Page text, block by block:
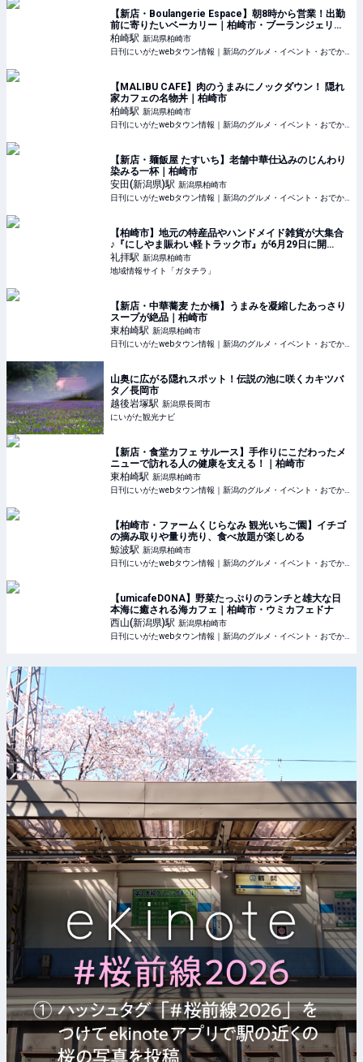
【新店・Boulangerie Espace】朝8時から営業！出勤
前に寄りたいベーカリー｜柏崎市・ブーランジェリー
エスパス
柏崎駅 新潟県柏崎市
【MALIBU CAFE】肉のうまみにノックダウン！ 隠れ
家カフェの名物丼｜柏崎市
柏崎駅 新潟県柏崎市
【新店・麺飯屋 たすいち】老舗中華仕込みのじんわり
染みる一杯｜柏崎市
安田(新潟県)駅 新潟県柏崎市
【柏崎市】地元の特産品やハンドメイド雑貨が大集合
♪『にしやま賑わい軽トラック市』が6月29日に開
催！“19店のグルメブース”でピクニック気分を満喫し
よう♪ - 地域情報サイト「ガタチラ」
礼拝駅 新潟県柏崎市
地域情報サイト「ガタチラ」
【新店・中華蕎麦 たか橋】うまみを凝縮したあっさり
スープが絶品｜柏崎市
東柏崎駅 新潟県柏崎市
山奥に広がる隠れスポット！伝説の池に咲くカキツバ
タ／長岡市
越後岩塚駅 新潟県長岡市
にいがた観光ナビ
【新店・食堂カフェ サルース】手作りにこだわったメ
ニューで訪れる人の健康を支える！｜柏崎市
東柏崎駅 新潟県柏崎市
【柏崎市・ファームくじらなみ 観光いちご園】イチゴ
の摘み取りや量り売り、食べ放題が楽しめる
鯨波駅 新潟県柏崎市
【umicafeDONA】野菜たっぷりのランチと雄大な日
本海に癒される海カフェ｜柏崎市・ウミカフェドナ
西山(新潟県)駅 新潟県柏崎市